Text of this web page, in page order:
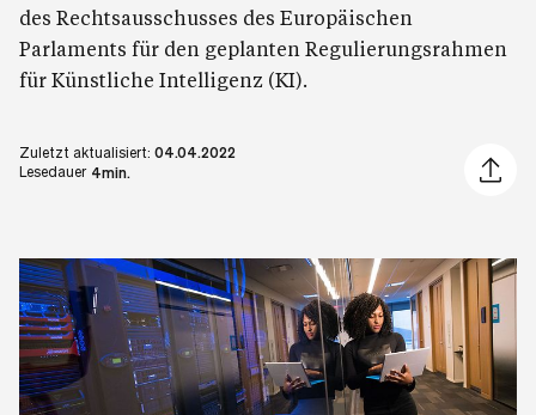
des Rechtsausschusses des Europäischen
Parlaments für den geplanten Regulierungsrahmen
für Künstliche Intelligenz (KI).
Zuletzt aktualisiert: 04.04.2022
Lesedauer 4min.
Artikel